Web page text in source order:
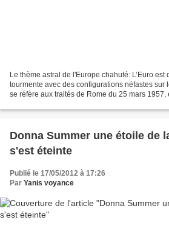
Le thème astral de l'Europe chahuté: L’Euro est
tourmente avec des configurations néfastes sur
se réfère aux traités de Rome du 25 mars 1957,
Donna Summer une étoile de
s'est éteinte
Publié le 17/05/2012 à 17:26
Par Yanis voyance